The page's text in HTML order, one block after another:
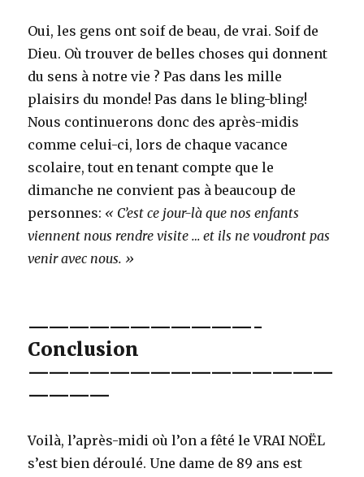
Oui, les gens ont soif de beau, de vrai. Soif de
Dieu. Où trouver de belles choses qui donnent
du sens à notre vie ? Pas dans les mille
plaisirs du monde! Pas dans le bling-bling!
Nous continuerons donc des après-midis
comme celui-ci, lors de chaque vacance
scolaire, tout en tenant compte que le
dimanche ne convient pas à beaucoup de
personnes: « C’est ce jour-là que nos enfants
viennent nous rendre visite … et ils ne voudront pas
venir avec nous. »
———————————-
Conclusion
———————————————
————
Voilà, l’après-midi où l’on a fêté le VRAI NOËL
s’est bien déroulé. Une dame de 89 ans est